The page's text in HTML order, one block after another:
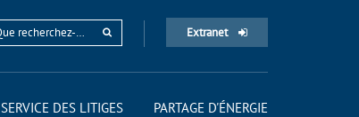
Extranet
SERVICE DES LITIGES PARTAGE D'ÉNERGIE